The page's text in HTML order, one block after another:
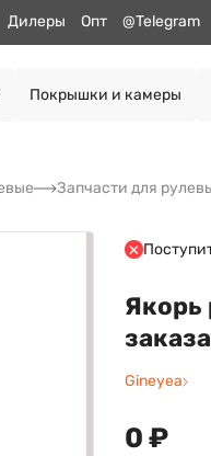
Дилеры Опт @Telegram
Покрышки и камеры
Запчасти для
Якорь
Gineyea
0 ₽